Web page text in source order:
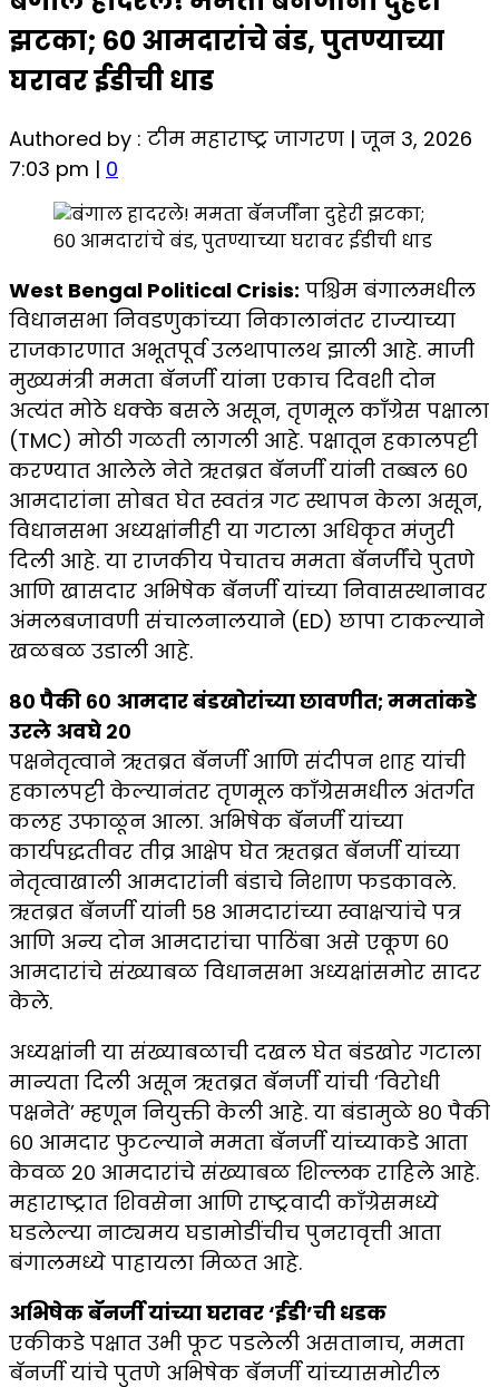
झटका; ६० आमदारांचे बंड, पुतण्याच्या
घरावर ईडीची धाड
Authored by : टीम महाराष्ट्र जागरण | जून 3, 2026
7:03 pm | 0
West Bengal Political Crisis: पश्चिम बंगालमधील
विधानसभा निवडणुकांच्या निकालानंतर राज्याच्या
राजकारणात अभूतपूर्व उलथापालथ झाली आहे. माजी
मुख्यमंत्री ममता बॅनर्जी यांना एकाच दिवशी दोन
अत्यंत मोठे धक्के बसले असून, तृणमूल काँग्रेस पक्षाला
(TMC) मोठी गळती लागली आहे. पक्षातून हकालपट्टी
करण्यात आलेले नेते ऋतब्रत बॅनर्जी यांनी तब्बल ६०
आमदारांना सोबत घेत स्वतंत्र गट स्थापन केला असून,
विधानसभा अध्यक्षांनीही या गटाला अधिकृत मंजुरी
दिली आहे. या राजकीय पेचातच ममता बॅनर्जींचे पुतणे
आणि खासदार अभिषेक बॅनर्जी यांच्या निवासस्थानावर
अंमलबजावणी संचालनालयाने (ED) छापा टाकल्याने
खळबळ उडाली आहे.
८० पैकी ६० आमदार बंडखोरांच्या छावणीत; ममतांकडे
उरले अवघे २०
पक्षनेतृत्वाने ऋतब्रत बॅनर्जी आणि संदीपन शाह यांची
हकालपट्टी केल्यानंतर तृणमूल काँग्रेसमधील अंतर्गत
कलह उफाळून आला. अभिषेक बॅनर्जी यांच्या
कार्यपद्धतीवर तीव्र आक्षेप घेत ऋतब्रत बॅनर्जी यांच्या
नेतृत्वाखाली आमदारांनी बंडाचे निशाण फडकावले.
ऋतब्रत बॅनर्जी यांनी ५८ आमदारांच्या स्वाक्षऱ्यांचे पत्र
आणि अन्य दोन आमदारांचा पाठिंबा असे एकूण ६०
आमदारांचे संख्याबळ विधानसभा अध्यक्षांसमोर सादर
केले.
अध्यक्षांनी या संख्याबळाची दखल घेत बंडखोर गटाला
मान्यता दिली असून ऋतब्रत बॅनर्जी यांची ‘विरोधी
पक्षनेते’ म्हणून नियुक्ती केली आहे. या बंडामुळे ८० पैकी
६० आमदार फुटल्याने ममता बॅनर्जी यांच्याकडे आता
केवळ २० आमदारांचे संख्याबळ शिल्लक राहिले आहे.
महाराष्ट्रात शिवसेना आणि राष्ट्रवादी काँग्रेसमध्ये
घडलेल्या नाट्यमय घडामोडींचीच पुनरावृत्ती आता
बंगालमध्ये पाहायला मिळत आहे.
अभिषेक बॅनर्जी यांच्या घरावर ‘ईडी’ची धडक
एकीकडे पक्षात उभी फूट पडलेली असतानाच, ममता
बॅनर्जी यांचे पुतणे अभिषेक बॅनर्जी यांच्यासमोरील